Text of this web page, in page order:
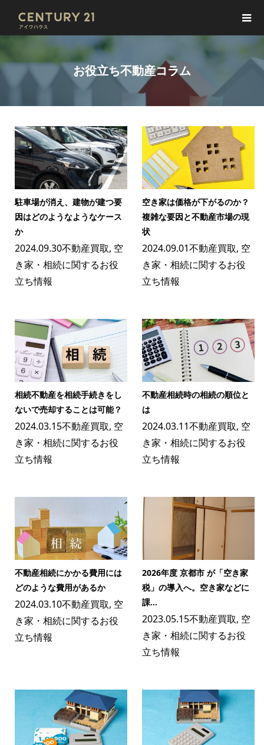
お役立ち不動産コラム
駐車場が消え、建物が建つ要
因はどのようなようなケース
か
2024.09.30不動産買取, 空
き家・相続に関するお役
立ち情報
空き家は価格が下がるのか？
複雑な要因と不動産市場の現
状
2024.09.01不動産買取, 空
き家・相続に関するお役
立ち情報
相続不動産を相続手続きをし
ないで売却することは可能？
2024.03.15不動産買取, 空
き家・相続に関するお役
立ち情報
不動産相続時の相続の順位と
は
2024.03.11不動産買取, 空
き家・相続に関するお役
立ち情報
不動産相続にかかる費用には
どのような費用があるか
2024.03.10不動産買取, 空
き家・相続に関するお役
立ち情報
2026年度 京都市 が「空き家
税」の導入へ。空き家などに
課...
2023.05.15不動産買取, 空
き家・相続に関するお役
立ち情報